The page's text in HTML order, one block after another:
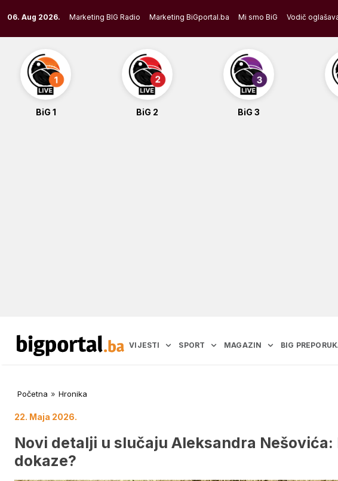
to
content
06. Aug 2026. Marketing BIG Radio Marketing BiGportal.ba Mi smo BiG Vodič
BiG 1 BiG 2 BiG 3
VIJESTI SPORT MAGAZIN BIG
Početna » Hronika
22. Maja 2026.
Novi detalji u slučaju Aleksandra Nešovića:
dokaze?